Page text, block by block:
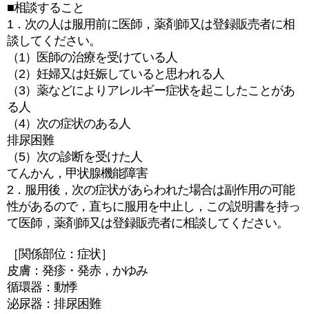
■相談すること
1．次の人は服用前に医師，薬剤師又は登録販売者に相
談してください。
（1）医師の治療を受けている人
（2）妊婦又は妊娠していると思われる人
（3）薬などによりアレルギー症状を起こしたことがあ
る人
（4）次の症状のある人
排尿困難
（5）次の診断を受けた人
てんかん，甲状腺機能障害
2．服用後，次の症状があらわれた場合は副作用の可能
性があるので，直ちに服用を中止し，この説明書を持っ
て医師，薬剤師又は登録販売者に相談してください。
［関係部位：症状］
皮膚：発疹・発赤，かゆみ
循環器：動悸
泌尿器：排尿困難